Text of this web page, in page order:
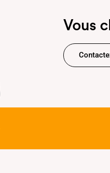
Vous